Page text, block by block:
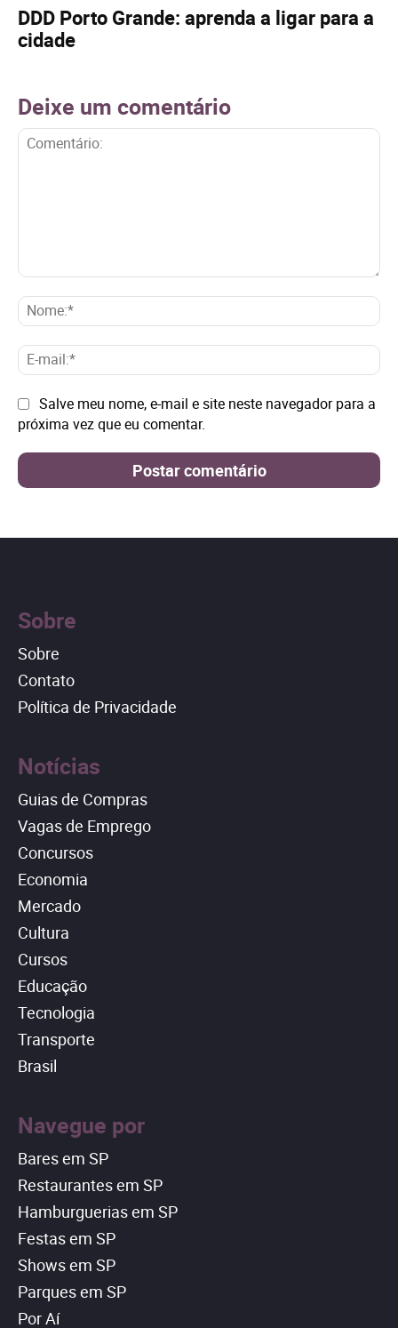
DDD Porto Grande: aprenda a ligar para a
cidade
Deixe um comentário
E-
Site: Salve meu nome, e-mail e site neste navegador para a
próxima vez que eu comentar.
Sobre
Sobre
Contato
Política de Privacidade
Notícias
Guias de Compras
Vagas de Emprego
Concursos
Economia
Mercado
Cultura
Cursos
Educação
Tecnologia
Transporte
Brasil
Navegue por
Bares em SP
Restaurantes em SP
Hamburguerias em SP
Festas em SP
Shows em SP
Parques em SP
Por Aí